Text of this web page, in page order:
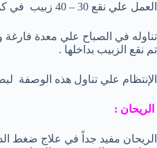
العمل علي نقع 30 – 40 زبيب في كوب من الماء طوال الليل .
تناوله في الصباح علي معدة فارغة
تم نقع الزبيب بداخلها .
الإنتظام علي تناول هذه الوصفة
الريحان :
الريحان مفيد جداً في علاج ضغط